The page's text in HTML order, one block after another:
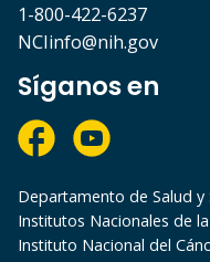
1-800-422-6237
NCIinfo@nih.gov
Síganos en
Departamento de Salud y
Institutos Nacionales de
Instituto Nacional del